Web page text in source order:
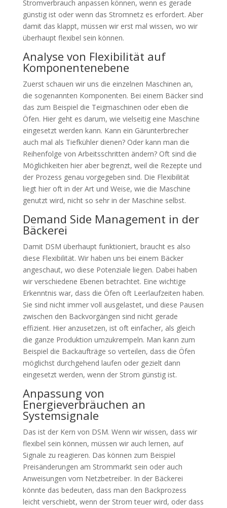
Stromverbrauch anpassen können, wenn es gerade
günstig ist oder wenn das Stromnetz es erfordert. Aber
damit das klappt, müssen wir erst mal wissen, wo wir
überhaupt flexibel sein können.
Analyse von Flexibilität auf
Komponentenebene
Zuerst schauen wir uns die einzelnen Maschinen an,
die sogenannten Komponenten. Bei einem Bäcker sind
das zum Beispiel die Teigmaschinen oder eben die
Öfen. Hier geht es darum, wie vielseitig eine Maschine
eingesetzt werden kann. Kann ein Gärunterbrecher
auch mal als Tiefkühler dienen? Oder kann man die
Reihenfolge von Arbeitsschritten ändern? Oft sind die
Möglichkeiten hier aber begrenzt, weil die Rezepte und
der Prozess genau vorgegeben sind. Die Flexibilität
liegt hier oft in der Art und Weise, wie die Maschine
genutzt wird, nicht so sehr in der Maschine selbst.
Demand Side Management in der
Bäckerei
Damit DSM überhaupt funktioniert, braucht es also
diese Flexibilität. Wir haben uns bei einem Bäcker
angeschaut, wo diese Potenziale liegen. Dabei haben
wir verschiedene Ebenen betrachtet. Eine wichtige
Erkenntnis war, dass die Öfen oft Leerlaufzeiten haben.
Sie sind nicht immer voll ausgelastet, und diese Pausen
zwischen den Backvorgängen sind nicht gerade
effizient. Hier anzusetzen, ist oft einfacher, als gleich
die ganze Produktion umzukrempeln. Man kann zum
Beispiel die Backaufträge so verteilen, dass die Öfen
möglichst durchgehend laufen oder gezielt dann
eingesetzt werden, wenn der Strom günstig ist.
Anpassung von
Energieverbräuchen an
Systemsignale
Das ist der Kern von DSM. Wenn wir wissen, dass wir
flexibel sein können, müssen wir auch lernen, auf
Signale zu reagieren. Das können zum Beispiel
Preisänderungen am Strommarkt sein oder auch
Anweisungen vom Netzbetreiber. In der Bäckerei
könnte das bedeuten, dass man den Backprozess
leicht verschiebt, wenn der Strom teuer wird, oder dass